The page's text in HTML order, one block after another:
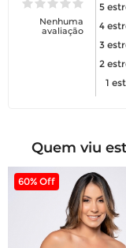
Nenhuma
avaliação
5
4
3
2
1
Quem viu
60% Off